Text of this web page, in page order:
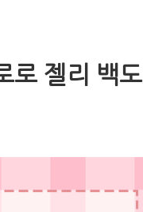
로 젤리 백도